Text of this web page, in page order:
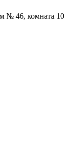
№ 46, комната 10